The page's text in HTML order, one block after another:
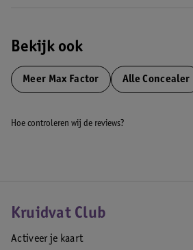
• 80% vindt dat fijne lijntjes rond de ogen
*Gebaseerd op een klinische studie van 8
**Consumentenonderzoek, 118
Bekijk ook
Meer Max Factor Alle Concealer
Hoe controleren wij de reviews?
Kruidvat Club
Activeer je kaart